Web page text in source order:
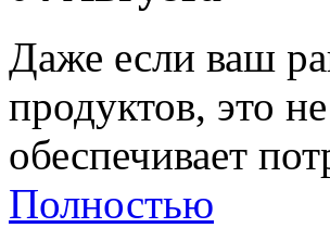
Даже если ваш
продуктов, это
обеспечивает
Полностью